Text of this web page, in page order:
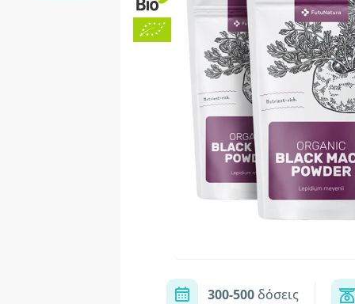
300-500 δόσεις